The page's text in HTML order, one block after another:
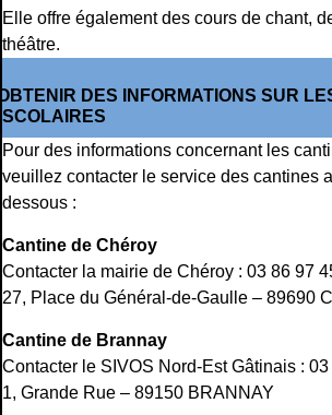
Elle offre également des cours de chant,
théâtre.
DES INFORMATIONS SUR
SCOLAIRES
Pour des informations concernant les
veuillez contacter le service des cantines
dessous :
Cantine de Chéroy
Contacter la mairie de Chéroy : 03 86 97
27, Place du Général-de-Gaulle – 89690
Cantine de Brannay
Contacter le SIVOS Nord-Est Gâtinais :
1, Grande Rue – 89150 BRANNAY